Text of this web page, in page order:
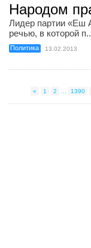
Народом
Лидер партии «Еш
речью, в которой
Политика 13.02.2013
« 1 2 1390